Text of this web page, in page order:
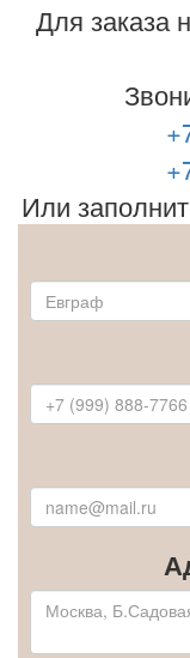
Для заказа
Или